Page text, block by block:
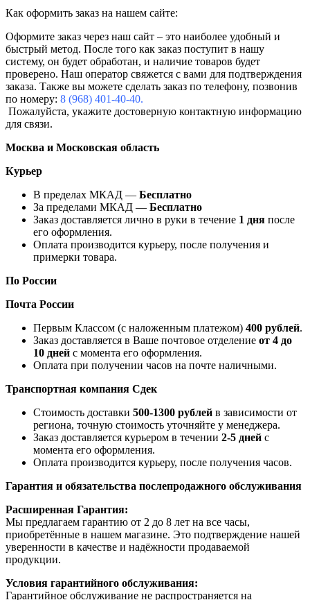
Как оформить заказ на нашем сайте:
Оформите заказ через наш сайт – это наиболее удобный и
быстрый метод. После того как заказ поступит в нашу
систему, он будет обработан, и наличие товаров будет
проверено. Наш оператор свяжется с вами для подтверждения
заказа. Также вы можете сделать заказ по телефону, позвонив
по номеру: 8 (968) 401-40-40.
Пожалуйста, укажите достоверную контактную информацию
для связи.
Москва и Московская область
Курьер
В пределах МКАД — Бесплатно
За пределами МКАД — Бесплатно
Заказ доставляется лично в руки в течение 1 дня после
его оформления.
Оплата производится курьеру, после получения и
примерки товара.
По России
Почта России
Первым Классом (с наложенным платежом) 400 рублей.
Заказ доставляется в Ваше почтовое отделение от 4 до
10 дней с момента его оформления.
Оплата при получении часов на почте наличными.
Транспортная компания Сдек
Стоимость доставки 500-1300 рублей в зависимости от
региона, точную стоимость уточняйте у менеджера.
Заказ доставляется курьером в течении 2-5 дней с
момента его оформления.
Оплата производится курьеру, после получения часов.
Гарантия и обязательства послепродажного обслуживания
Расширенная Гарантия:
Мы предлагаем гарантию от 2 до 8 лет на все часы,
приобретённые в нашем магазине. Это подтверждение нашей
уверенности в качестве и надёжности продаваемой
продукции.
Условия гарантийного обслуживания:
Гарантийное обслуживание не распространяется на